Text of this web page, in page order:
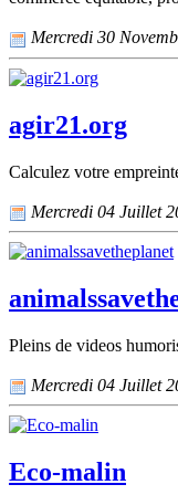
Mercredi 30
agir21.org
Calculez votre
Mercredi 04 Juillet
Pleins de videos
Mercredi 04 Juillet
Eco-malin